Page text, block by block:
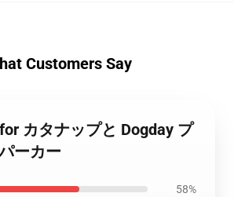
Customers Say
カタナップと Dogday プ
ーカー
58%